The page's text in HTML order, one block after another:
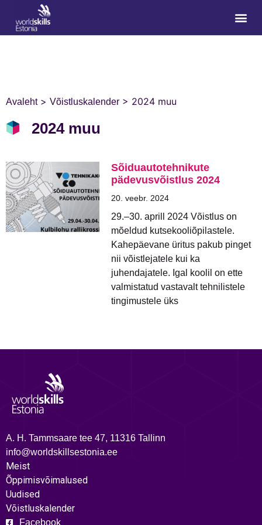
Avaleht> Võistluskalender > 2024 muu
2024 muu
Sõiduautotehnikute
pädevusvõistlus 2024
20. veebr. 2024
29.–30. aprill 2024 Võistlus on
mõeldud kutsekooliõpilastele.
Kahepäevane üritus pakub pinget
nii võistlejatele kui ka
juhendajatele. Igal koolil on ette
valmistatud vastavalt tehnilistele
tingimustele üks
A. H. Tammsaare tee 47, 11316 Tallinn
info@worldskillsestonia.ee
Meist
Õppimisvõimalused
Uudised
Võistluskalender
Facebook